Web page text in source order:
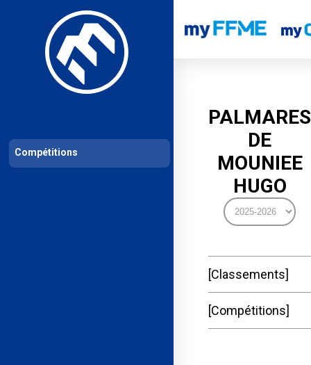
Les compétitions Calendrier de compétitions Classements
PALMARES
DE
MOUNIEE
HUGO
Classements
Compétitions
Compétitions